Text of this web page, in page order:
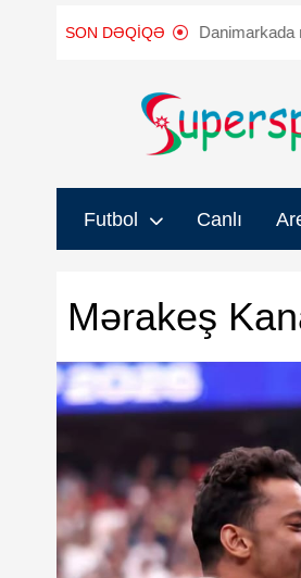
SON DƏQIQƏ
"Sabah" Danimarkada məğlub oldu
Futbol Canlı
Mərakeş